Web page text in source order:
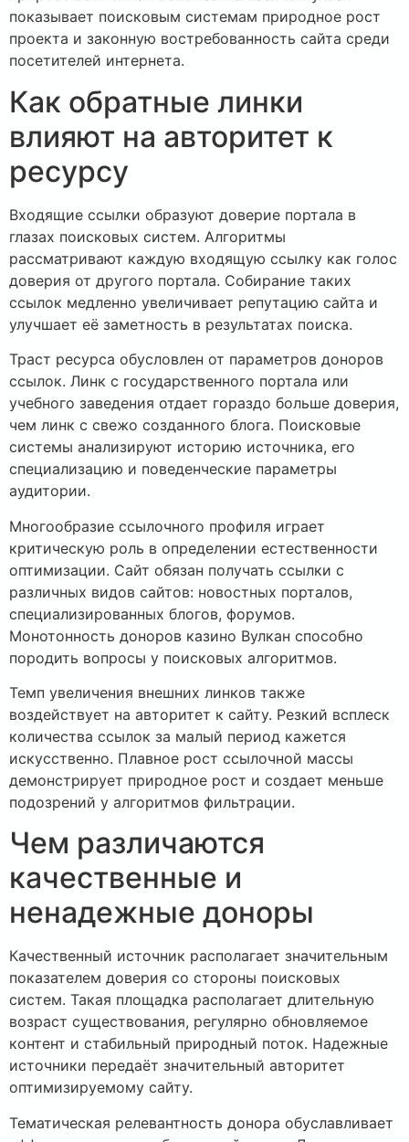
показывает поисковым системам природное рост
проекта и законную востребованность сайта среди
посетителей интернета.
Как обратные линки
влияют на авторитет к
ресурсу
Входящие ссылки образуют доверие портала в
глазах поисковых систем. Алгоритмы
рассматривают каждую входящую ссылку как голос
доверия от другого портала. Собирание таких
ссылок медленно увеличивает репутацию сайта и
улучшает её заметность в результатах поиска.
Траст ресурса обусловлен от параметров доноров
ссылок. Линк с государственного портала или
учебного заведения отдает гораздо больше доверия,
чем линк с свежо созданного блога. Поисковые
системы анализируют историю источника, его
специализацию и поведенческие параметры
аудитории.
Многообразие ссылочного профиля играет
критическую роль в определении естественности
оптимизации. Сайт обязан получать ссылки с
различных видов сайтов: новостных порталов,
специализированных блогов, форумов.
Монотонность доноров казино Вулкан способно
породить вопросы у поисковых алгоритмов.
Темп увеличения внешних линков также
воздействует на авторитет к сайту. Резкий всплеск
количества ссылок за малый период кажется
искусственно. Плавное рост ссылочной массы
демонстрирует природное рост и создает меньше
подозрений у алгоритмов фильтрации.
Чем различаются
качественные и
ненадежные доноры
Качественный источник располагает значительным
показателем доверия со стороны поисковых
систем. Такая площадка располагает длительную
возраст существования, регулярно обновляемое
контент и стабильный природный поток. Надежные
источники передаёт значительный авторитет
оптимизируемому сайту.
Тематическая релевантность донора обуславливает